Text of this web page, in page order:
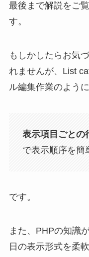
最後まで解説をご
す。
もしかしたらお気
れませんが、List
ル編集作業のように
表示項目ごとの
で表示順序を簡
です。
また、PHPの知識
日の表示形式を柔